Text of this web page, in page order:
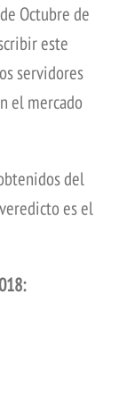
Octubre de
este
servidores
el mercado
del
es el